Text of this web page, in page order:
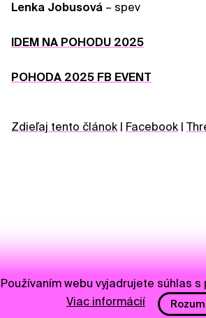
Lenka Jobusová – spev
IDEM NA POHODU 2025
POHODA 2025 FB EVENT
Zdieľaj tento článok Facebook
Používaním webu vyjadrujete súhlas
Viac informácií